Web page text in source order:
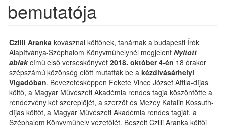
bemutatója
Czilli Aranka kovásznai költőnek, tanárnak a budapesti Írók
Alapítványa-Széphalom Könyvműhelynél megjelent Nyitott
ablakcímű első verseskönyvét 2018. október 4-én 18 órakor
szépszámú közönség előtt mutatták be a kézdivásárhelyi
Vigadóban. Bevezetésképpen Fekete Vince József Attila-díjas
költő, a Magyar Művészeti Akadémia rendes tagja köszöntötte a
rendezvény két szereplőjét, a szerzőt és Mezey Katalin Kossuth-
díjas költőt, a Magyar Művészeti Akadémia rendes tagját, a
Széphalom Könyvműhely vezetőjét. Beszélt Czilli Aranka költői